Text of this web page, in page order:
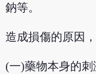
鈉等。
造成損傷的原因
(一)藥物本身的